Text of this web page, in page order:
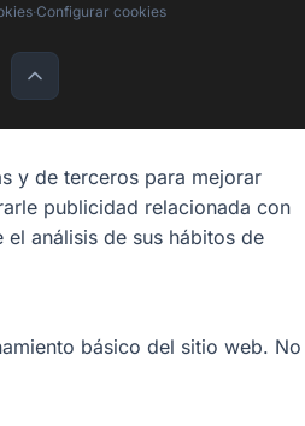
·Configurar cookies
y de terceros para mejorar
publicidad relacionada con
el análisis de sus hábitos de
básico del sitio web. No